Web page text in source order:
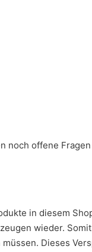
noch offene
in diesem
wieder.
Dieses